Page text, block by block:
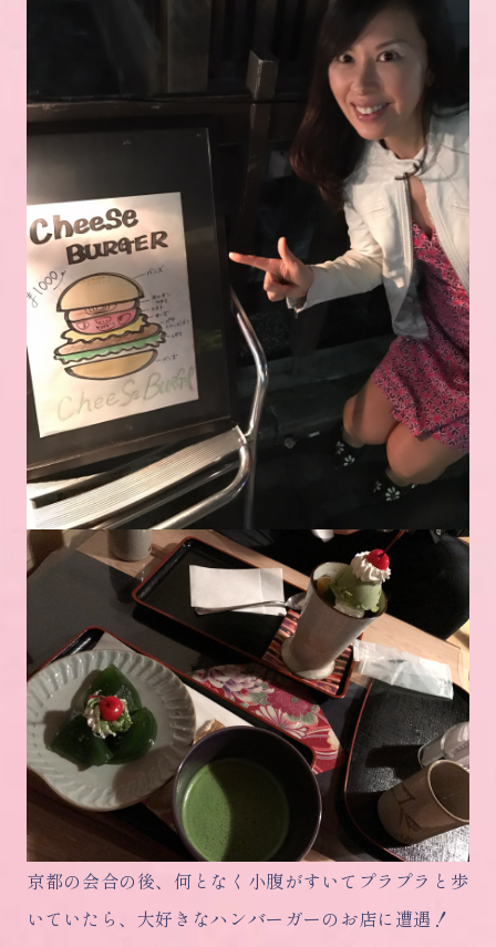
京都の会合の後、何となく小腹がすいてプラプラと歩
いていたら、大好きなハンバーガーのお店に遭遇！